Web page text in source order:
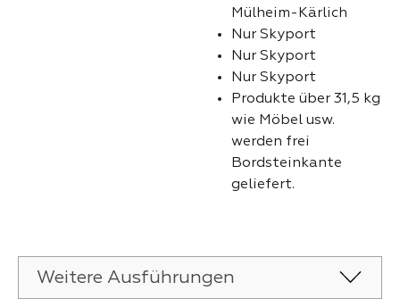
Mülheim-Kärlich
Nur Skyport
Nur Skyport
Nur Skyport
Produkte über 31,5 kg
wie Möbel usw.
werden frei
Bordsteinkante
geliefert.
Weitere Ausführungen